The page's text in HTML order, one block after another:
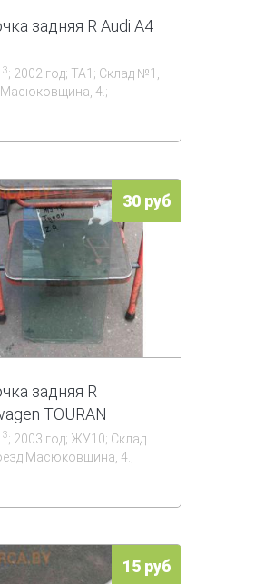
задняя R Audi A4
3; 2002 год; ТА1; Склад №1,
Масюковщина, 4.;
30 руб
задняя R
TOURAN
3; 2003 год; ЖУ10; Склад
Масюковщина, 4.;
15 руб